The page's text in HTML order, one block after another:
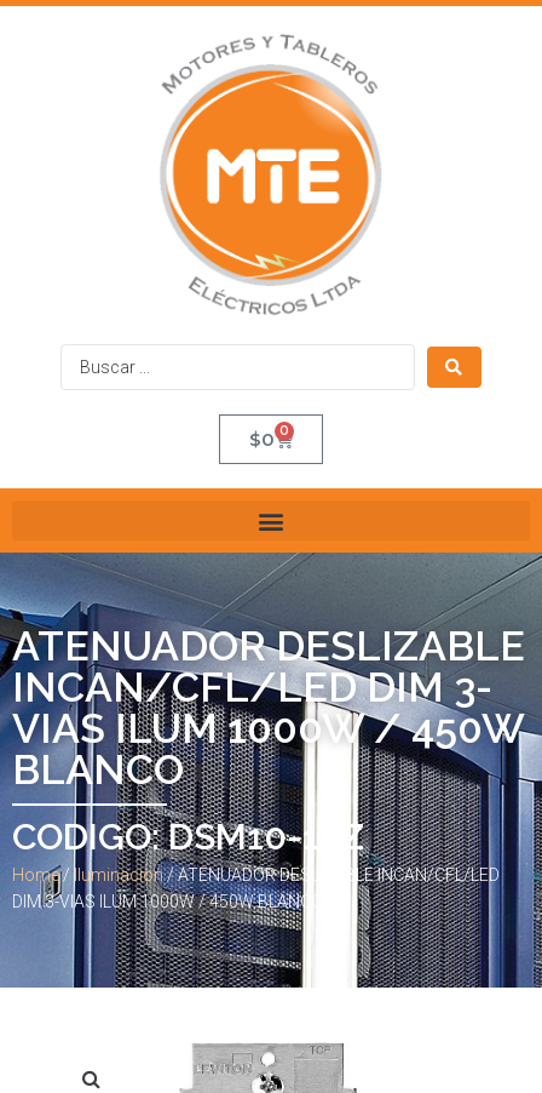
$0 0
ATENUADOR DESLIZABLE
INCAN/CFL/LED DIM 3-
VIAS ILUM 1000W / 450W
BLANCO
CODIGO: DSM10-1LZ
Home/ Iluminacion/ ATENUADOR DESLIZABLE INCAN/CFL/LED
DIM 3-VIAS ILUM 1000W / 450W BLANCO